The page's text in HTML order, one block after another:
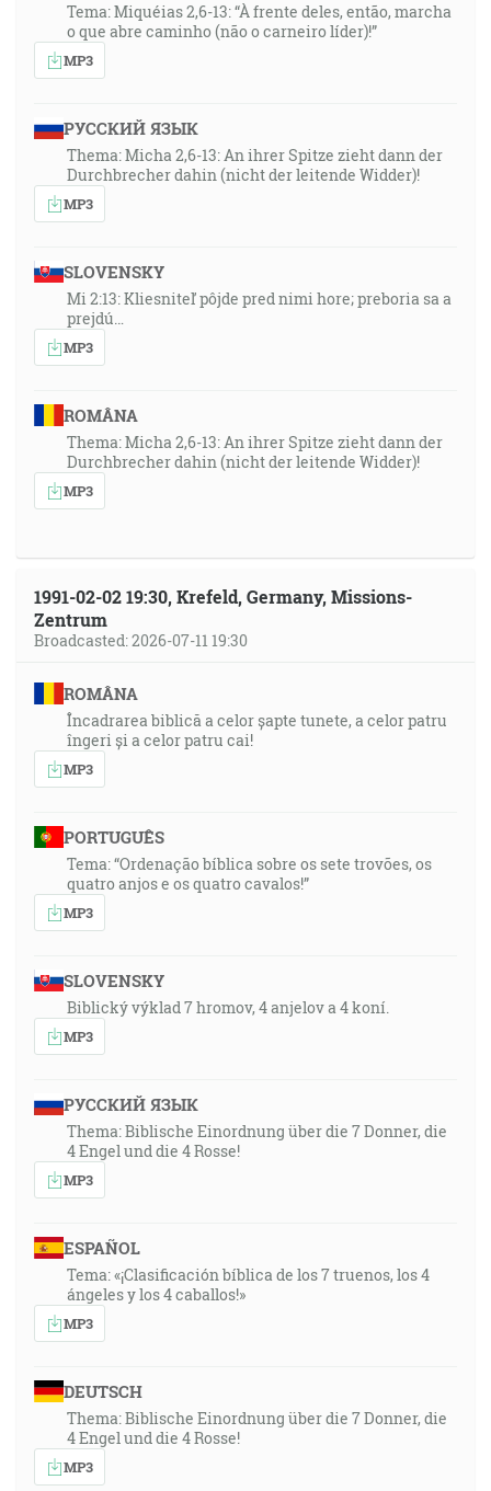
Tema: Miquéias 2,6-13: “À frente deles, então, marcha
o que abre caminho (não o carneiro líder)!”
MP3
РУССКИЙ ЯЗЫК
Thema: Micha 2,6-13: An ihrer Spitze zieht dann der
Durchbrecher dahin (nicht der leitende Widder)!
MP3
SLOVENSKY
Mi 2:13: Kliesniteľ pôjde pred nimi hore; preboria sa a
prejdú…
MP3
ROMÂNA
Thema: Micha 2,6-13: An ihrer Spitze zieht dann der
Durchbrecher dahin (nicht der leitende Widder)!
MP3
1991-02-02 19:30, Krefeld, Germany, Missions-
Zentrum
Broadcasted: 2026-07-11 19:30
ROMÂNA
Încadrarea biblică a celor șapte tunete, a celor patru
îngeri și a celor patru cai!
MP3
PORTUGUÊS
Tema: “Ordenação bíblica sobre os sete trovões, os
quatro anjos e os quatro cavalos!”
MP3
SLOVENSKY
Biblický výklad 7 hromov, 4 anjelov a 4 koní.
MP3
РУССКИЙ ЯЗЫК
Thema: Biblische Einordnung über die 7 Donner, die
4 Engel und die 4 Rosse!
MP3
ESPAÑOL
Tema: «¡Clasificación bíblica de los 7 truenos, los 4
ángeles y los 4 caballos!»
MP3
DEUTSCH
Thema: Biblische Einordnung über die 7 Donner, die
4 Engel und die 4 Rosse!
MP3